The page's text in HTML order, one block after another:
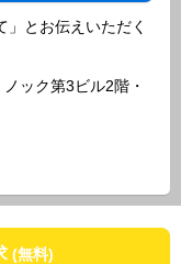
とお伝えいただく
ック第3ビル2階・
(無料)